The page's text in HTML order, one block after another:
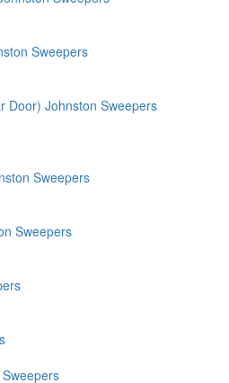
Sweepers
Door) Johnston Sweepers
Sweepers
Sweepers